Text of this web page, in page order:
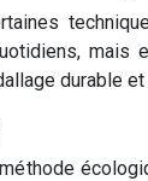
durable